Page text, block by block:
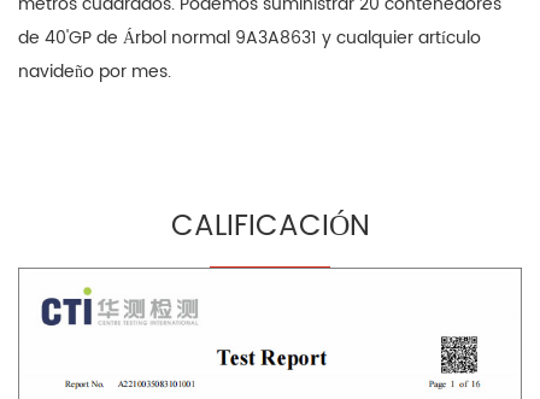
de 40'GP de Árbol normal 9A3A8631 y cualquier artículo
navideño por mes.
CALIFICACIÓN